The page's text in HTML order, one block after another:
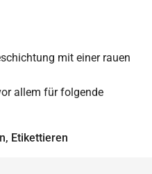
mit einer rauen
allem für folgende
Etikettieren